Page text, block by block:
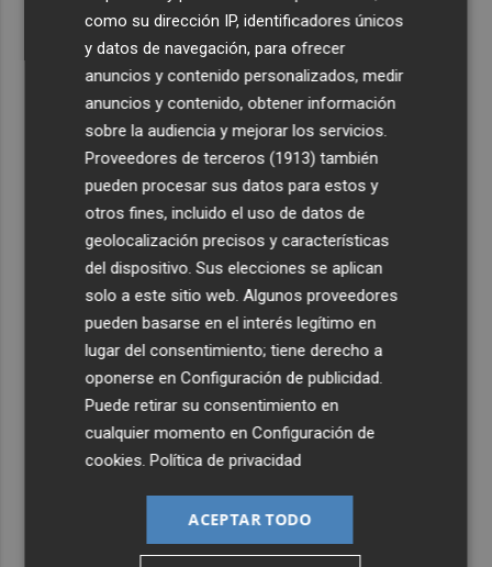
como su dirección IP, identificadores únicos
y datos de navegación, para ofrecer
anuncios y contenido personalizados, medir
anuncios y contenido, obtener información
sobre la audiencia y mejorar los servicios.
Proveedores de terceros (1913) también
pueden procesar sus datos para estos y
otros fines, incluido el uso de datos de
geolocalización precisos y características
del dispositivo. Sus elecciones se aplican
solo a este sitio web. Algunos proveedores
pueden basarse en el interés legítimo en
lugar del consentimiento; tiene derecho a
oponerse enConfiguración de publicidad.
Puede retirar su consentimiento en
cualquier momento enConfiguración de
cookies.Política de privacidad
ACEPTAR TODO